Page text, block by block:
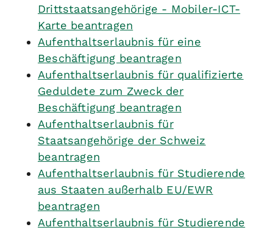
Drittstaatsangehörige - Mobiler-ICT-
Karte beantragen
Aufenthaltserlaubnis für eine
Beschäftigung beantragen
Aufenthaltserlaubnis für qualifizierte
Geduldete zum Zweck der
Beschäftigung beantragen
Aufenthaltserlaubnis für
Staatsangehörige der Schweiz
beantragen
Aufenthaltserlaubnis für Studierende
aus Staaten außerhalb EU/EWR
beantragen
Aufenthaltserlaubnis für Studierende